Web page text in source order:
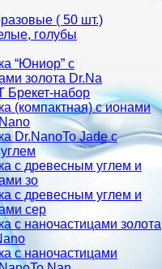
( 50 шт.)
голубы
“Юниор” с
золота Dr.Na
Брекет-набор
(компактная) с ионами
Dr.NanoTo Jade с
с древесным углем и
зо
с древесным углем и
сер
с наночастицами золота
с наночастицами